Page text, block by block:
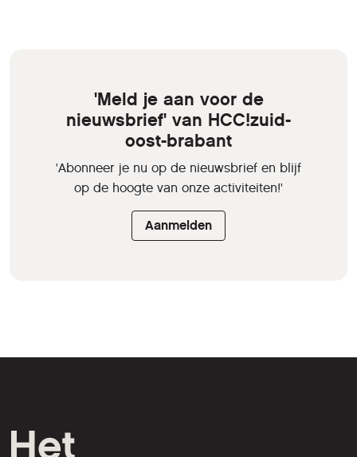
'Meld je aan voor de
nieuwsbrief' van HCC!zuid-
oost-brabant
'Abonneer je nu op de nieuwsbrief en blijf
op de hoogte van onze activiteiten!'
Aanmelden